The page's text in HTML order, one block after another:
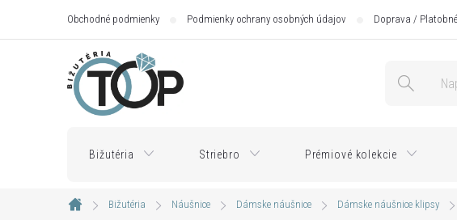
Obchodné podmienky Podmienky ochrany osobných údajov Doprava /
Bižutéria Striebro Prémiové kolekcie
Domov
Bižutéria Náušnice Dámske náušnice Dámske náušnice klipsy